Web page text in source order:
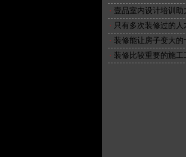
壹品室内设计培训
只有多次装修过的
装修能让房子变大的
装修比较重要的施